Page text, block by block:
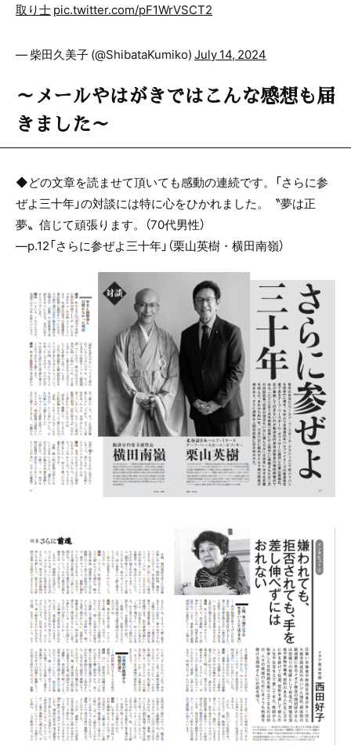
取り士pic.twitter.com/pF1WrVSCT2
— 柴田久美子 (@ShibataKumiko)July 14, 2024
～メールやはがきではこんな感想も届
きました～
◆どの文章を読ませて頂いても感動の連続です。「さらに参
ぜよ三十年」の対談には特に心をひかれました。〝夢は正
夢〟信じて頑張ります。（70代男性）
―p.12「さらに参ぜよ三十年」（栗山英樹・横田南嶺）